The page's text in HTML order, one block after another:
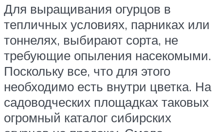
Для выращивания огурцов в
тепличных условиях, парниках или
тоннелях, выбирают сорта, не
требующие опыления насекомыми.
Поскольку все, что для этого
необходимо есть внутри цветка. На
садоводческих площадках таковых
огромный каталог сибирских